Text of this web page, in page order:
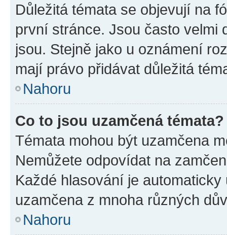
Důležitá témata se objevují na
první stránce. Jsou často velmi
jsou. Stejně jako u oznámení
mají právo přidávat důležitá
Nahoru
Co to jsou uzamčená témata?
Témata mohou být uzamčena
Nemůžete odpovídat na
Každé hlasování je
uzamčena z mnoha různých
Nahoru